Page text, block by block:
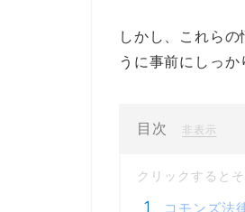
しかし、これら
うに事前にしっか
目次 非表示
コモンズ法